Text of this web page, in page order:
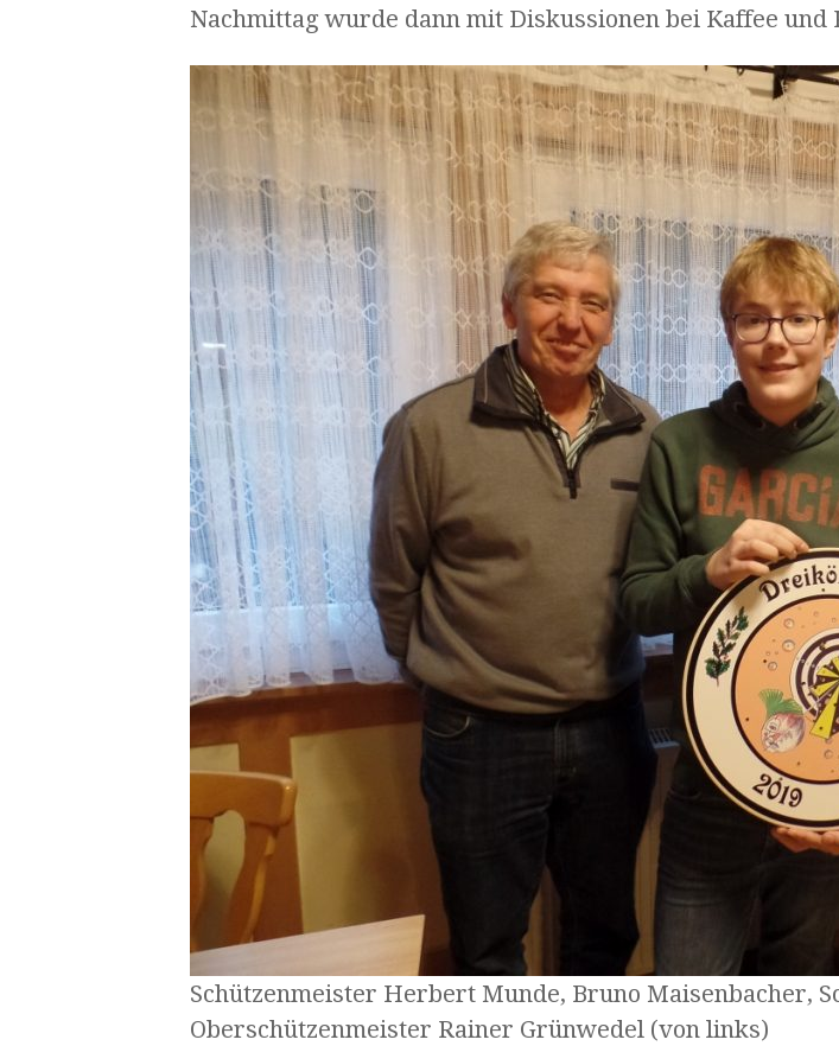
Nachmittag wurde dann mit Diskussionen bei Kaffee und
Schützenmeister Herbert Munde, Bruno Maisenbacher,
Oberschützenmeister Rainer Grünwedel (von links)